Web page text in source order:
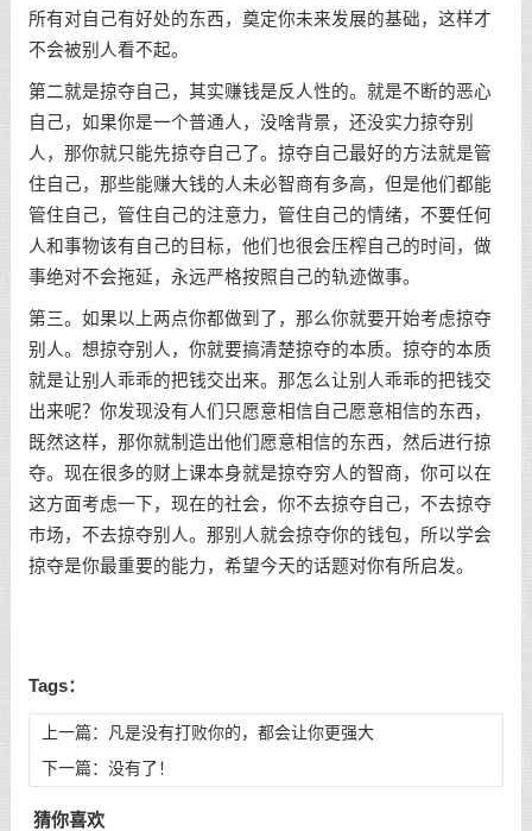
所有对自己有好处的东西，奠定你未来发展的基础，这样才
不会被别人看不起。
第二就是掠夺自己，其实赚钱是反人性的。就是不断的恶心
自己，如果你是一个普通人，没啥背景，还没实力掠夺别
人，那你就只能先掠夺自己了。掠夺自己最好的方法就是管
住自己，那些能赚大钱的人未必智商有多高，但是他们都能
管住自己，管住自己的注意力，管住自己的情绪，不要任何
人和事物该有自己的目标，他们也很会压榨自己的时间，做
事绝对不会拖延，永远严格按照自己的轨迹做事。
第三。如果以上两点你都做到了，那么你就要开始考虑掠夺
别人。想掠夺别人，你就要搞清楚掠夺的本质。掠夺的本质
就是让别人乖乖的把钱交出来。那怎么让别人乖乖的把钱交
出来呢？你发现没有人们只愿意相信自己愿意相信的东西，
既然这样，那你就制造出他们愿意相信的东西，然后进行掠
夺。现在很多的财上课本身就是掠夺穷人的智商，你可以在
这方面考虑一下，现在的社会，你不去掠夺自己，不去掠夺
市场，不去掠夺别人。那别人就会掠夺你的钱包，所以学会
掠夺是你最重要的能力，希望今天的话题对你有所启发。
Tags：
上一篇：
凡是没有打败你的，都会让你更强大
下一篇：没有了！
猜你喜欢